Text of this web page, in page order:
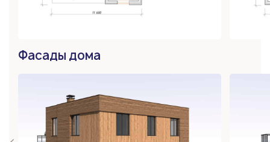
Фасады дома